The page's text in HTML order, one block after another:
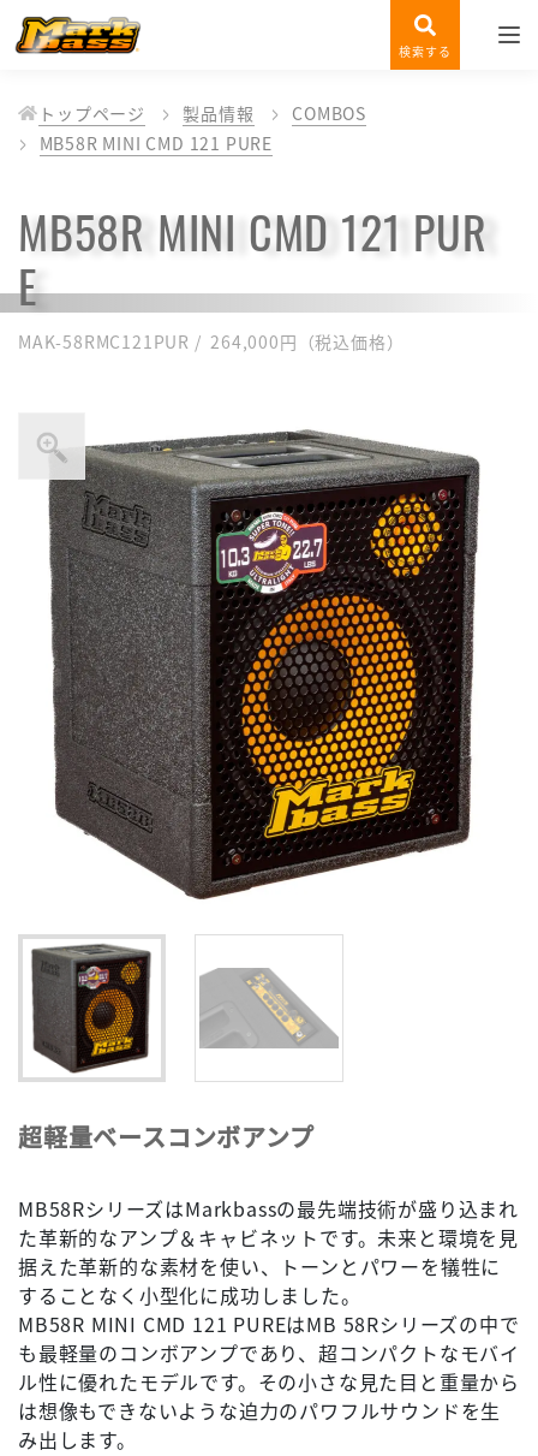
検索する
トップページ 製品情報
COMBOS
MB58R MINI CMD 121 PURE
MB58R MINI CMD 121 PUR
E
MAK-58RMC121PUR / 264,000円（税込価格）
超軽量ベースコンボアンプ
MB58RシリーズはMarkbassの最先端技術が盛り込まれ
た革新的なアンプ＆キャビネットです。未来と環境を見
据えた革新的な素材を使い、トーンとパワーを犠牲に
することなく小型化に成功しました。
MB58R MINI CMD 121 PUREはMB 58Rシリーズの中で
も最軽量のコンボアンプであり、超コンパクトなモバイ
ル性に優れたモデルです。その小さな見た目と重量から
は想像もできないような迫力のパワフルサウンドを生
み出します。